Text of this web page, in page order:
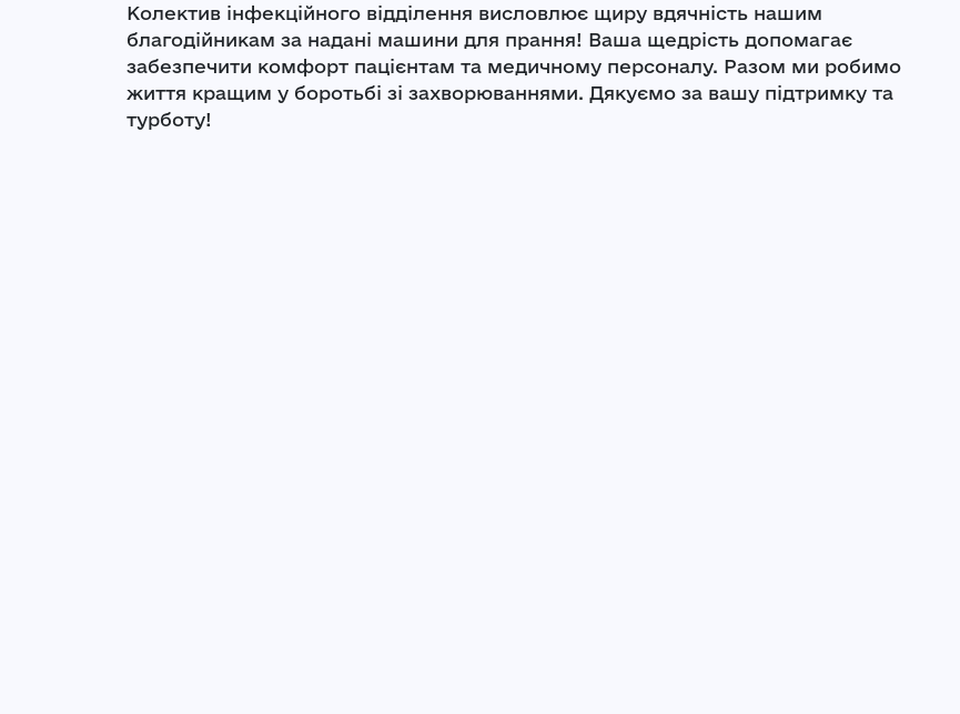
Колектив інфекційного відділення висловлює щиру вдячність нашим
благодійникам за надані машини для прання! Ваша щедрість допомагає
забезпечити комфорт пацієнтам та медичному персоналу. Разом ми робимо
життя кращим у боротьбі зі захворюваннями. Дякуємо за вашу підтримку та
турботу!